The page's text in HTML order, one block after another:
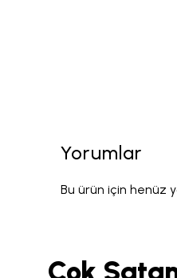
Yorumlar
Bu ürün için henüz